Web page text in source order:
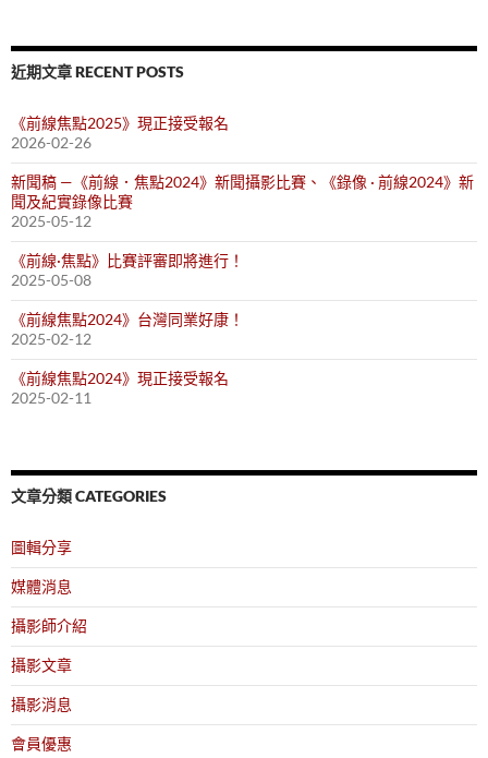
字:
近期文章 RECENT POSTS
《前線焦點2025》現正接受報名
2026-02-26
新聞稿 —《前線．焦點2024》新聞攝影比賽、《錄像 · 前線2024》新
聞及紀實錄像比賽
2025-05-12
《前線·焦點》比賽評審即將進行！
2025-05-08
《前線焦點2024》台灣同業好康！
2025-02-12
《前線焦點2024》現正接受報名
2025-02-11
文章分類 CATEGORIES
圖輯分享
媒體消息
攝影師介紹
攝影文章
攝影消息
會員優惠